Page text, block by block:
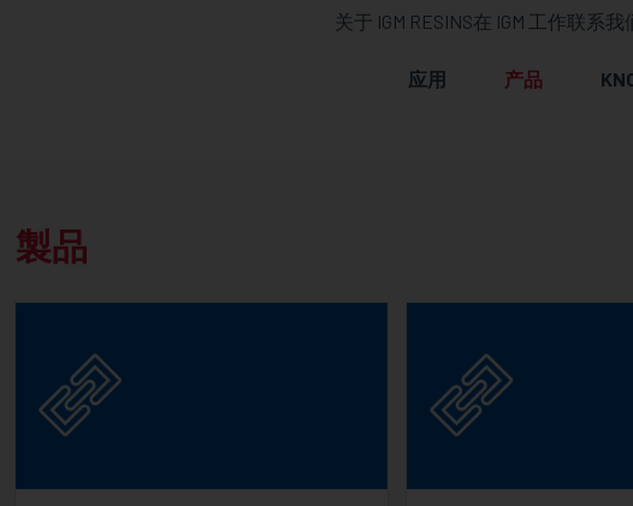
应用 产品
关于 IGM RESINS在 IGM 工作联系我
製品